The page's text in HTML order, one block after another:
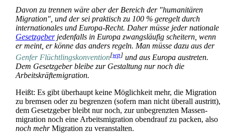
Davon zu trennen wäre aber der Bereich der "humanitären
Migration", und der sei praktisch zu 100 % geregelt durch
internationales und Europa-Recht. Daher müsse jeder nationale
Gesetzgeberjedenfalls in Europa zwangs­läufig scheitern, wenn
er meint, er könne das anders regeln. Man müsse dazu aus der
Genfer Flüchtlings­konvention[wp] und aus Europa austreten.
Dem Gesetzgeber bleibe zur Gestaltung nur noch die
Arbeitskräfte­migration.
Heißt: Es gibt überhaupt keine Möglichkeit mehr, die Migration
zu bremsen oder zu begrenzen (sofern man nicht überall austritt),
dem Gesetzgeber bleibt nur noch, zur unbegrenzten Massen­
migration noch eine Arbeits­migration obendrauf zu packen, also
noch mehrMigration zu veranstalten.